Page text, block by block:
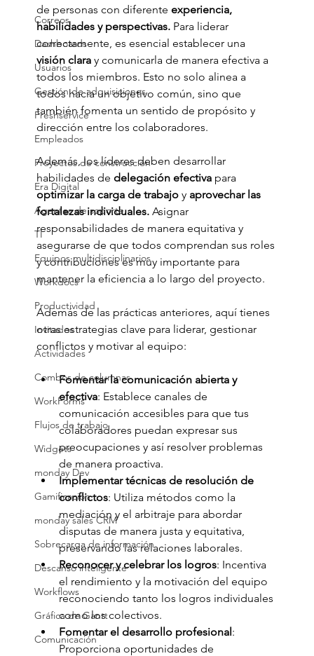
Correos
Dashboards
Usuarios
Gestión de adquisiciones
Freshservice
Empleados
Proyectos de construcción
Era Digital
Agentes de soporte
TI
Equipos multidisciplinarios
Workdocs
Productividad
Invitados
Actividades
Combos de columnas
WorkForms
Flujos de trabajo
Widgets
monday Dev
Gamificación
monday sales CRM
Sobrecarga de información
Descanso inteligente
Workflows
Gráfica de Gantt
Comunicación
de personas con diferente experiencia,
habilidades y perspectivas. Para liderar
correctamente, es esencial establecer una
visión clara y comunicarla de manera efectiva a
todos los miembros. Esto no solo alinea a
todos hacia un objetivo común, sino que
también fomenta un sentido de propósito y
dirección entre los colaboradores.
Además, los líderes deben desarrollar
habilidades de delegación efectiva para
optimizar la carga de trabajo y aprovechar las
fortalezas individuales. Asignar
responsabilidades de manera equitativa y
asegurarse de que todos comprendan sus roles
y contribuciones es muy importante para
mantener la eficiencia a lo largo del proyecto.
Además de las prácticas anteriores, aquí tienes
otras estrategias clave para liderar, gestionar
conflictos y motivar al equipo:
Fomentar la comunicación abierta y
efectiva: Establece canales de
comunicación accesibles para que tus
colaboradores puedan expresar sus
preocupaciones y así resolver problemas
de manera proactiva.
Implementar técnicas de resolución de
conflictos: Utiliza métodos como la
mediación y el arbitraje para abordar
disputas de manera justa y equitativa,
preservando las relaciones laborales.
Reconocer y celebrar los logros: Incentiva
el rendimiento y la motivación del equipo
reconociendo tanto los logros individuales
como los colectivos.
Fomentar el desarrollo profesional:
Proporciona oportunidades de